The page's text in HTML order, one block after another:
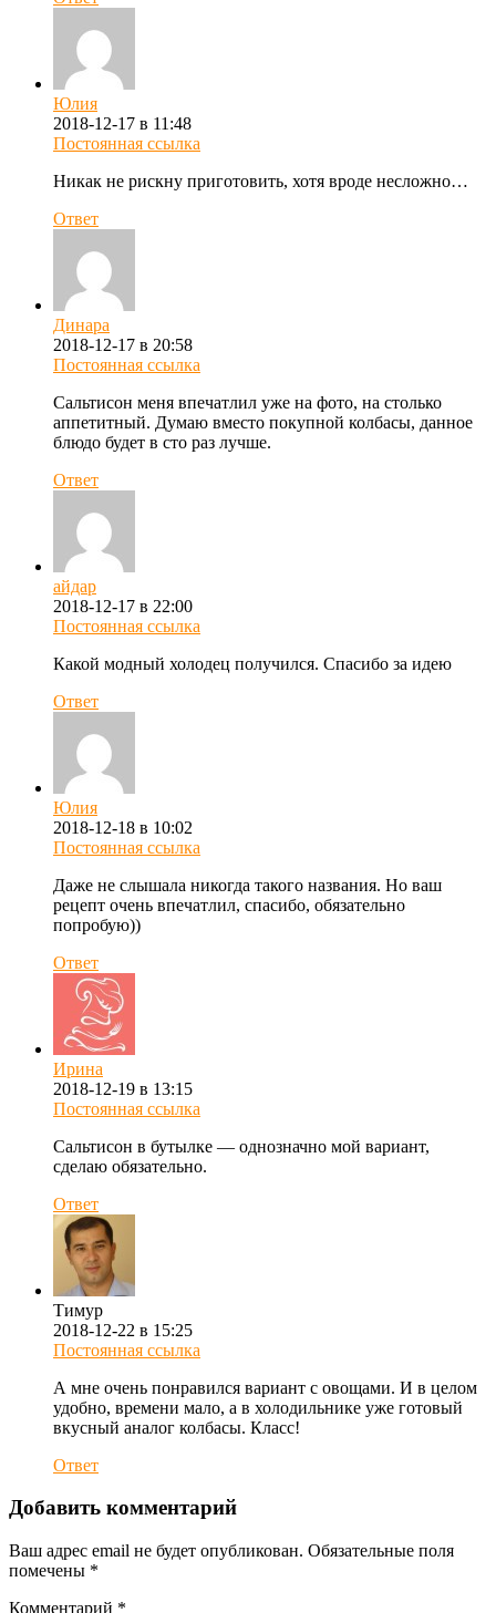
Юлия
2018-12-17 в 11:48
Постоянная ссылка
Никак не рискну приготовить, хотя вроде несложно…
Ответ
Динара
2018-12-17 в 20:58
Постоянная ссылка
Сальтисон меня впечатлил уже на фото, на столько
аппетитный. Думаю вместо покупной колбасы, данное
блюдо будет в сто раз лучше.
Ответ
айдар
2018-12-17 в 22:00
Постоянная ссылка
Какой модный холодец получился. Спасибо за идею
Ответ
Юлия
2018-12-18 в 10:02
Постоянная ссылка
Даже не слышала никогда такого названия. Но ваш
рецепт очень впечатлил, спасибо, обязательно
попробую))
Ответ
Ирина
2018-12-19 в 13:15
Постоянная ссылка
Сальтисон в бутылке — однозначно мой вариант,
сделаю обязательно.
Ответ
Тимур
2018-12-22 в 15:25
Постоянная ссылка
А мне очень понравился вариант с овощами. И в целом
удобно, времени мало, а в холодильнике уже готовый
вкусный аналог колбасы. Класс!
Ответ
Добавить комментарий
Ваш адрес email не будет опубликован. Обязательные поля
помечены *
Комментарий *